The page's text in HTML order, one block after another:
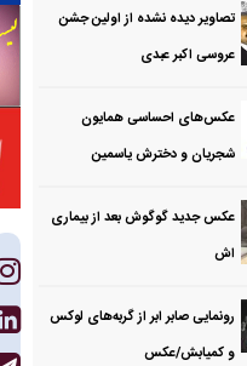
تصاویر دیده نشده از اولین جشن
عروسی اکبر عبدی
عکس‌های احساسی همایون
شجریان و دخترش یاسمین
عکس جدید گوگوش بعد از بیماری
اش
رونمایی صابر ابر از گربه‌های لوکس
و کمیابش/عکس